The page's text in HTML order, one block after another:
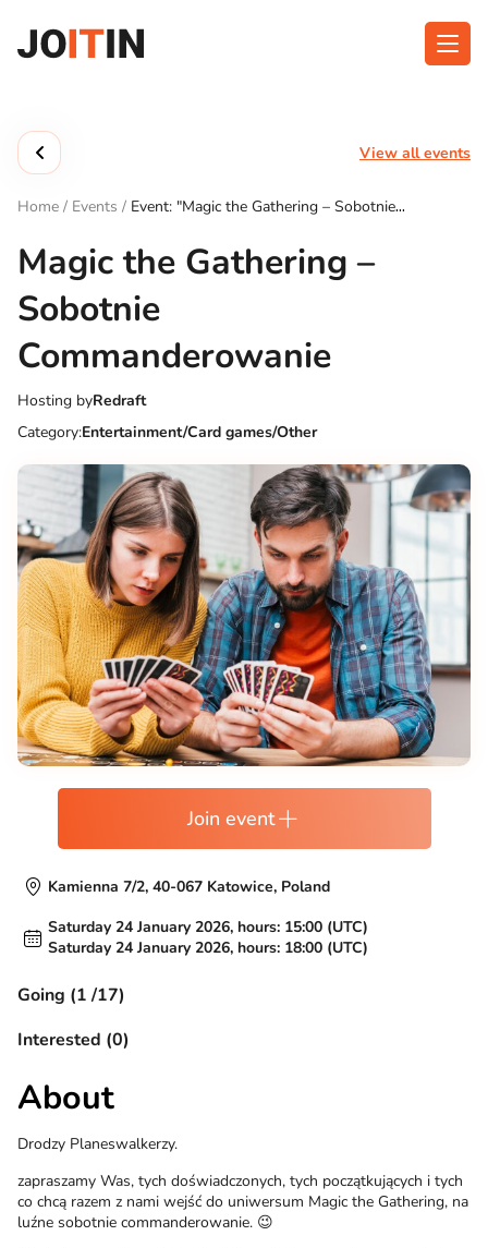
content
View all events
Home / Events / Event: "Magic the Gathering – Sobotnie
Magic the Gathering –
Sobotnie
Commanderowanie
Hosting byRedraft
Category:Entertainment/Card games/Other
Join event
Kamienna 7/2, 40-067 Katowice, Poland
Saturday 24 January 2026, hours: 15:00 (UTC)
Saturday 24 January 2026, hours: 18:00 (UTC)
Going (1 /17)
Interested (0)
About
Drodzy Planeswalkerzy.
zapraszamy Was, tych doświadczonych, tych początkujących i tych
co chcą razem z nami wejść do uniwersum Magic the Gathering, na
luźne sobotnie commanderowanie. 😉